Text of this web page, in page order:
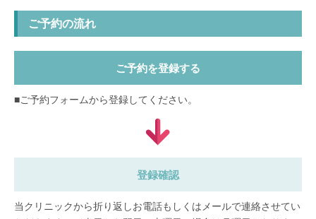
ご予約の流れ
ご予約を登録する
■ご予約フォームから登録してください。
登録確認
当クリニックから折り返しお電話もしくはメールで連絡させてい